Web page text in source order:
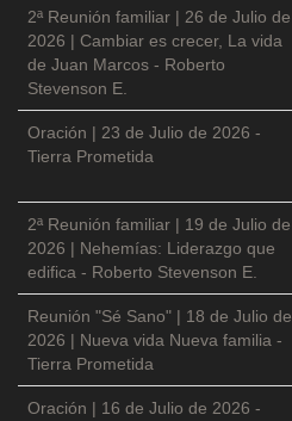
2ª Reunión familiar | 26 de Julio de
2026 | Cambiar es crecer, La vida
de Juan Marcos - Roberto
Stevenson E.
Oración | 23 de Julio de 2026 -
Tierra Prometida
2ª Reunión familiar | 19 de Julio de
2026 | Nehemías: Liderazgo que
edifica - Roberto Stevenson E.
Reunión "Sé Sano" | 18 de Julio de
2026 | Nueva vida Nueva familia -
Tierra Prometida
Oración | 16 de Julio de 2026 -